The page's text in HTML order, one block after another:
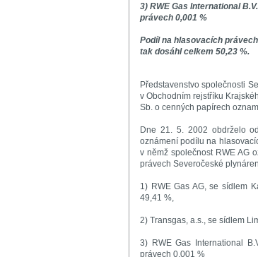
3) RWE Gas International
právech 0,001 %
Podíl na hlasovacích
tak dosáhl celkem 50,23 %.
Představenstvo společnosti
v Obchodním rejstříku
Sb. o cenných papírech
Dne 21. 5. 2002 obdrželo
oznámení podílu na
v němž společnost RWE AG
právech Severočeské
1) RWE Gas AG, se sídlem
49,41 %,
2) Transgas, a.s., se sídlem
3) RWE Gas International
právech 0,001 %